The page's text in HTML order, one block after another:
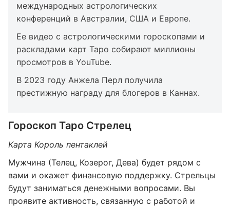
международных астрологических
конференций в Австралии, США и Европе.
Ее видео с астрологическими гороскопами и
раскладами карт Таро собирают миллионы
просмотров в YouTube.
В 2023 году Анжела Перл получила
престижную награду для блогеров в Каннах.
Гороскоп Таро Стрелец
Карта Король пентаклей
Мужчина (Телец, Козерог, Дева) будет рядом с
вами и окажет финансовую поддержку. Стрельцы
будут заниматься денежными вопросами. Вы
проявите активность, связанную с работой и